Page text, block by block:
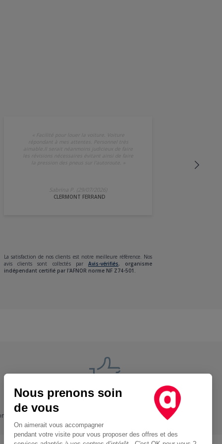
Facilité pour louer la voiture. Voiture
répondant à mes attentes. Personnel très
aimable.Il serait néanmoins judicieux de faire
les révisions nécessaires évitant ainsi de faire
la pression des pneus sur l'autoroute.
Sabrina P. (29/07/2026)
CLERMONT FERRAND
La satisfaction de nos clients est notre meilleure référence. Nos
avis clients sont collectés par Avis-vérifiés, organisme
indépendant certifié par l'AFNOR norme NF Z74-501.
Nous prenons soin
de vous
On aimerait vous accompagner
pendant votre visite pour vous proposer des offres et des